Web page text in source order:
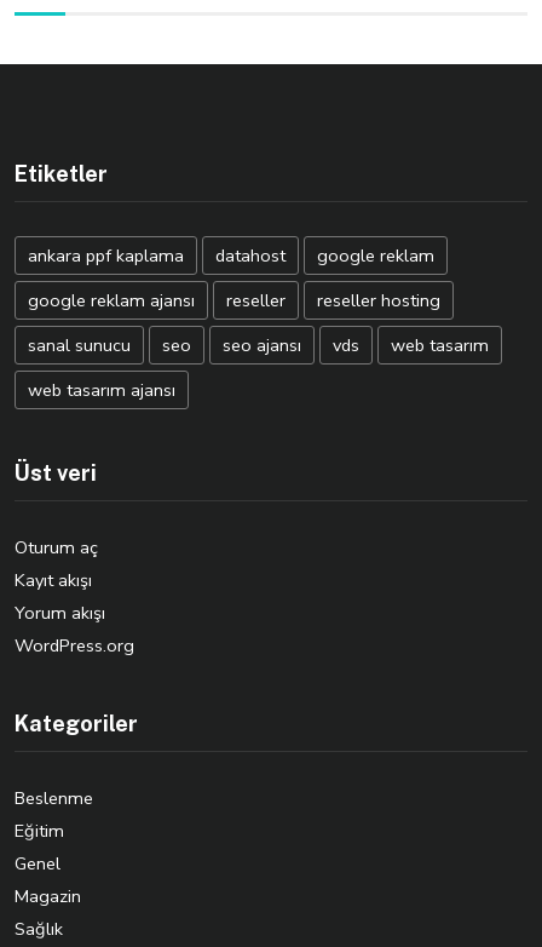
Etiketler
ankara ppf kaplama datahost
google reklam
google reklam ajansı
reseller
reseller hosting
sanal sunucu
seo seo ajansı vds
web tasarım
web tasarım ajansı
Üst veri
Oturum aç
Kayıt akışı
Yorum akışı
WordPress.org
Kategoriler
Beslenme
Eğitim
Genel
Magazin
Sağlık